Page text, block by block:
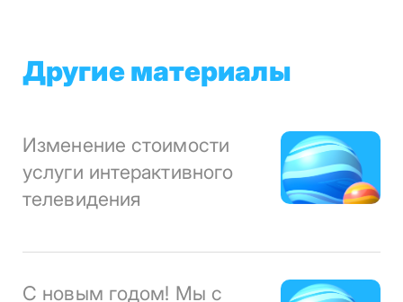
Другие материалы
Изменение стоимости
услуги интерактивного
телевидения
С новым годом! Мы с